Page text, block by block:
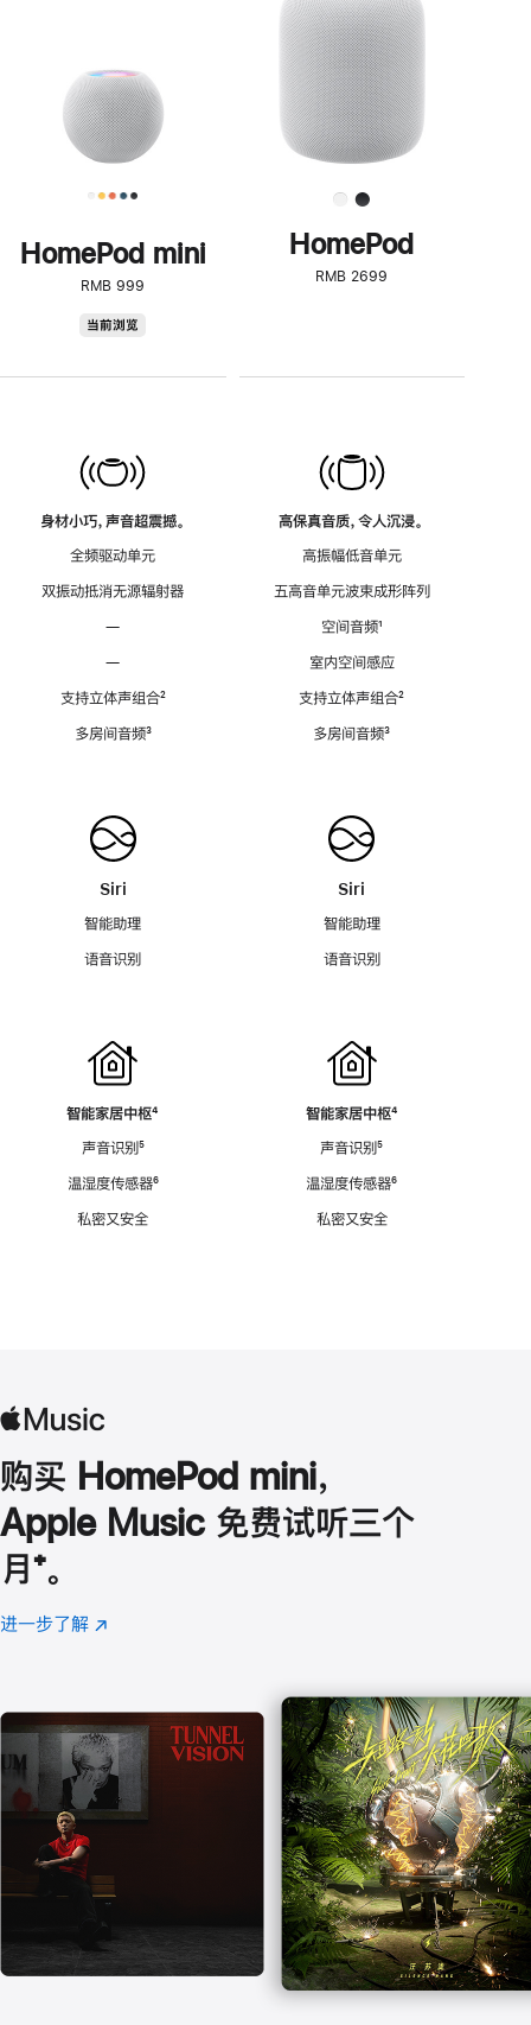
HomePod mini
RMB 999
当前浏览
身材小巧，声音超震撼。
全频驱动单元
双振动抵消无源辐射器
—
—
支持立体声组合脚
²
多房间音频脚
³
Siri
智能助理
语音识别
智能家居中枢脚
⁴
声音识别脚
⁵
温湿度传感器脚
⁶
私密又安全
了
解
HomePod<
HomePod
RMB 2699
高保真音质，令人沉浸。
高振幅低音单元
五高音单元波束成形阵列
空间音频脚
¹
室内空间感应
支持立体声组合脚
²
多房间音频脚
³
Siri
智能助理
语音识别
智能家居中枢脚
⁴
声音识别脚
⁵
温湿度传感器脚
⁶
私密又安全
购买 HomePod mini，
Apple Music 免费试听三个
月 脚
注
⁺。
进一步了解 Apple
(在
口
中
打
开)